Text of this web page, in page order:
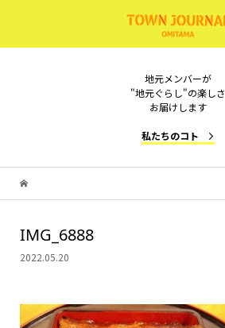
地元メンバーが
"地元ぐらし"の楽しさ
お届けします
私たちのコト
IMG_6888
2022.05.20